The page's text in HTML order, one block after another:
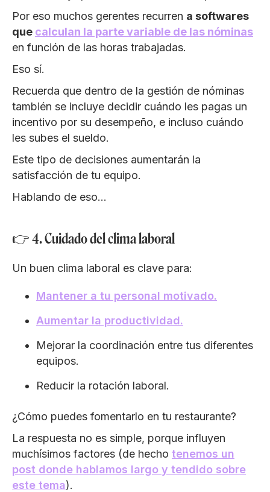
Por eso muchos gerentes recurren a softwares
que calculan la parte variable de las nóminas
en función de las horas trabajadas.
Eso sí.
Recuerda que dentro de la gestión de nóminas
también se incluye decidir cuándo les pagas un
incentivo por su desempeño, e incluso cuándo
les subes el sueldo.
Este tipo de decisiones aumentarán la
satisfacción de tu equipo.
Hablando de eso…
👉 4. Cuidado del clima laboral
Un buen clima laboral es clave para:
Mantener a tu personal motivado.
Aumentar la productividad.
Mejorar la coordinación entre tus diferentes
equipos.
Reducir la rotación laboral.
¿Cómo puedes fomentarlo en tu restaurante?
La respuesta no es simple, porque influyen
muchísimos factores (de hecho tenemos un
post donde hablamos largo y tendido sobre
este tema).